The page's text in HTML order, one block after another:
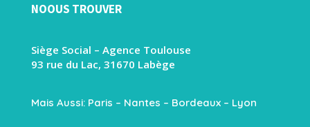
NOOUS TROUVER
Siège Social – Agence Toulouse
93 rue du Lac, 31670 Labège
Mais Aussi: Paris – Nantes – Bordeaux – Lyon